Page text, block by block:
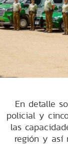
En detalle
policial y
las
región y así